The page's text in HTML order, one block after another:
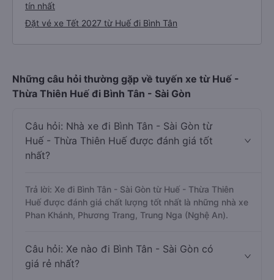
tín nhất
Đặt vé xe Tết 2027 từ Huế đi Bình Tân
Những câu hỏi thường gặp về tuyến xe từ Huế -
Thừa Thiên Huế đi Bình Tân - Sài Gòn
Câu hỏi: Nhà xe đi Bình Tân - Sài Gòn từ
Huế - Thừa Thiên Huế được đánh giá tốt
nhất?
Trả lời: Xe đi Bình Tân - Sài Gòn từ Huế - Thừa Thiên
Huế được đánh giá chất lượng tốt nhất là những nhà xe
Phan Khánh, Phương Trang, Trung Nga (Nghệ An).
Câu hỏi: Xe nào đi Bình Tân - Sài Gòn có
giá rẻ nhất?